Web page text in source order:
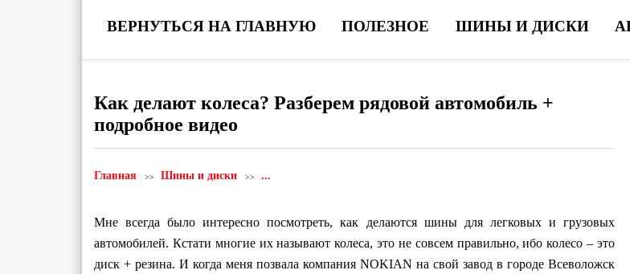
ВЕРНУТЬСЯ НА ГЛАВНУЮ ПОЛЕЗНОЕ ШИНЫ И ДИСКИ
Как делают колеса? Разберем рядовой автомобиль +
подробное видео
Главная Шины и диски ...
Мне всегда было интересно посмотреть, как делаются шины для легковых и грузовых
автомобилей. Кстати многие их называют колеса, это не совсем правильно, ибо колесо – это
диск + резина. И когда меня позвала компания NOKIAN на свой завод в городе Всеволожск